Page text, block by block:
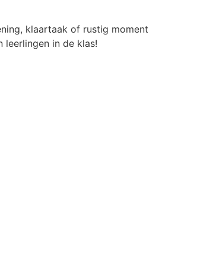
klaartaak of rustig moment
in de klas!